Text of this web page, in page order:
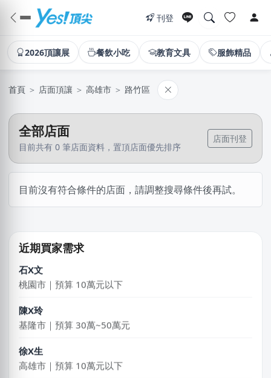
刊登
2026頂讓展 餐飲小吃 教育文具 服飾精品
首頁 ＞ 店面頂讓 ＞ 高雄市 ＞ 路竹區
全部店面
目前共有 0 筆店面資料，置頂店面優先排序
店面刊登
目前沒有符合條件的店面，請調整搜尋條件後再試。
近期買家需求
徐X維
台中市｜預算 50萬~100萬元
石X文
桃園市｜預算 10萬元以下
陳X玲
基隆市｜預算 30萬~50萬元
徐X生
高雄市｜預算 10萬元以下